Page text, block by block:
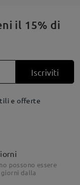
il 15% di
Iscriviti
e offerte
possono essere
dalla